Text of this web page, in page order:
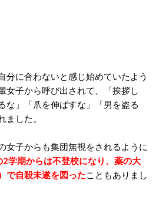
分に合わないと感じ始めていたよう
女子から呼び出されて、「挨拶し
な」「爪を伸ばすな」「男を盗る
ました。
女子からも集団無視をされるように
2学期からは不登校になり、薬の大
で自殺未遂を図ったこともありまし